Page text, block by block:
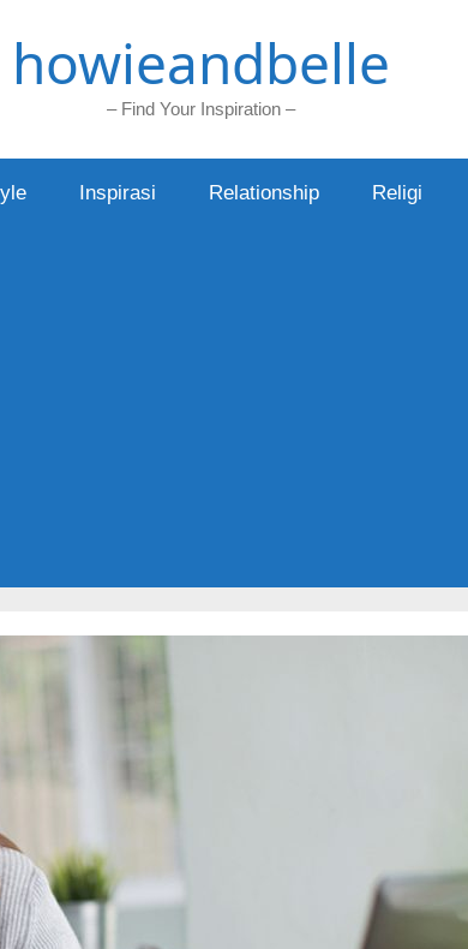
howieandbelle
– Find Your Inspiration –
Inspirasi Relationship Religi